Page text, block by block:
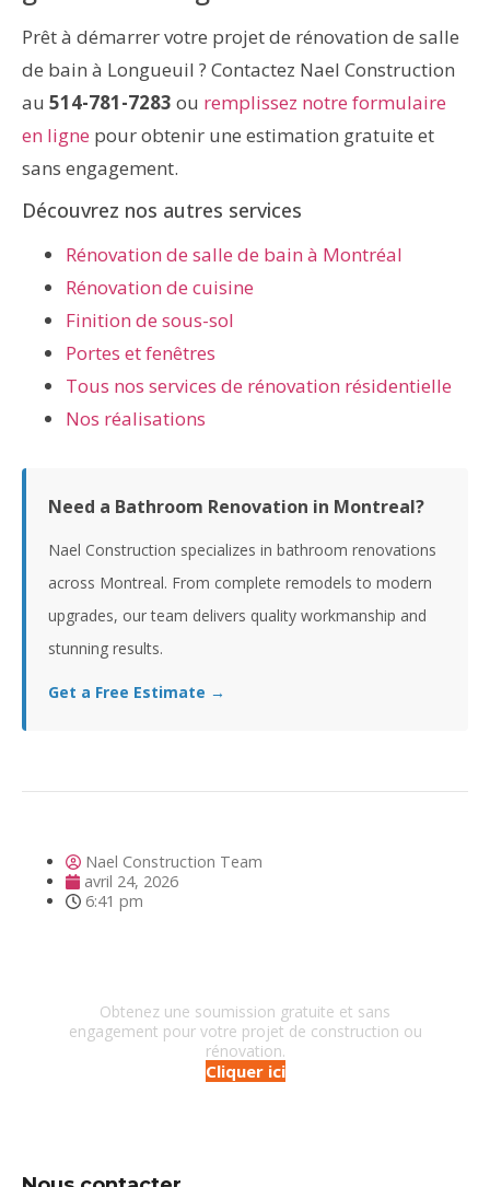
Prêt à démarrer votre projet de rénovation de salle
de bain à Longueuil ? Contactez Nael Construction
au 514-781-7283 ou remplissez notre formulaire
en ligne pour obtenir une estimation gratuite et
sans engagement.
Découvrez nos autres services
Rénovation de salle de bain à Montréal
Rénovation de cuisine
Finition de sous-sol
Portes et fenêtres
Tous nos services de rénovation résidentielle
Nos réalisations
Need a Bathroom Renovation in Montreal?
Nael Construction specializes in bathroom renovations
across Montreal. From complete remodels to modern
upgrades, our team delivers quality workmanship and
stunning results.
Get a Free Estimate →
Nael Construction Team
avril 24, 2026
6:41 pm
Obtenez une soumission gratuite et sans
engagement pour votre projet de construction ou
rénovation.
Cliquer ici